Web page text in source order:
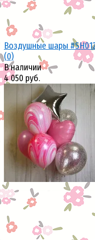
избранное сравнить
Воздушные шары
(0)
В наличии
4 050 руб.